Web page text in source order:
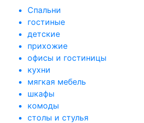
Спальни
гостиные
детские
прихожие
офисы и гостиницы
кухни
мягкая мебель
шкафы
комоды
столы и стулья